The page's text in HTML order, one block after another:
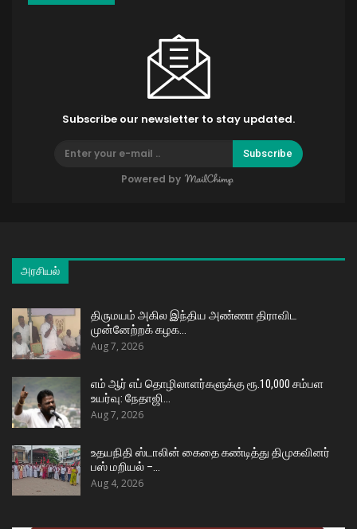
Subscribe our newsletter to stay updated.
Subscribe
Powered by
அரசியல்
திருமயம் அகில இந்திய அண்ணா திராவிட
முன்னேற்றக் கழக…
Aug 7, 2026
எம் ஆர் எப் தொழிலாளர்களுக்கு ரூ.10,000 சம்பள
உயர்வு: நேதாஜி…
Aug 7, 2026
உதயநிதி ஸ்டாலின் கைதை கண்டித்து திமுகவினர்
பஸ் மறியல் –…
Aug 4, 2026